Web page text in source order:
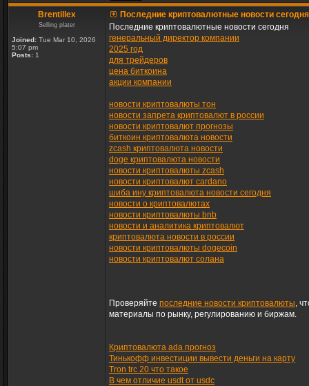
Brentillex
Selling plater
Joined: Tue Mar 10, 2026
5:07 pm
Posts: 1
Последние криптовалютные новости сегодня
Последние криптовалютные новости сегодня
генеральный директор компании
2025 год
для трейдеров
цена биткоина
акции компании
новости криптовалюты тон
новости запрета криптовалют в россии
новости криптовалют прогнозы
биткоин криптовалюта новости
zcash криптовалюта новости
doge криптовалюта новости
новости криптовалюты zcash
новости криптовалют cardano
шиба ину криптовалюта новости сегодня
новости о криптовалютах
новости криптовалюты bnb
новости и аналитика криптовалют
криптовалюта новости в россии
новости криптовалюты dogecoin
новости криптовалют солана
Проверяйте последние новости криптовалюты,
материалы по рынку, регулированию и биржам.
Криптовалюта ada прогноз
Тинькофф инвестиции вывести деньги на карту
Tron trc 20 что такое
В чем отличие usdt от usdc